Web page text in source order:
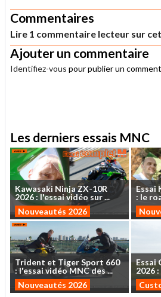
Commentaires
Lire 1 commentaire lecteur sur
Ajouter un commentaire
Identifiez-vous pour publier un
Les derniers essais MNC
Kawasaki NinjaZX-10R
2026: l'essaividéo sur...
Nouveautés 2026
Essai
: le
Trident et TigerSport 660
: l'essaividéo MNCdes...
Nouveautés 2026
Essai
2026 :